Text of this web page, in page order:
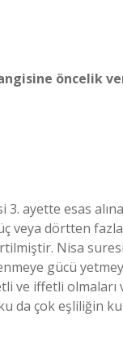
öncelik
3. ayette esas
veya dörtten
Nisa
gücü
ve iffetli olmaları
da çok eşliliğin